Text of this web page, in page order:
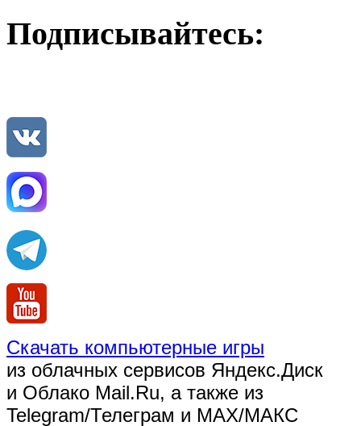
Подписывайтесь:
Скачать компьютерные игры
из облачных сервисов Яндекс.Диск
и Облако Mail.Ru, а также из
Telegram/Телеграм и MAX/МАКС